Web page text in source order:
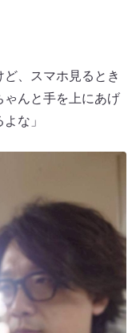
ど、スマホ見るとき
ゃんと手を上にあげ
な」